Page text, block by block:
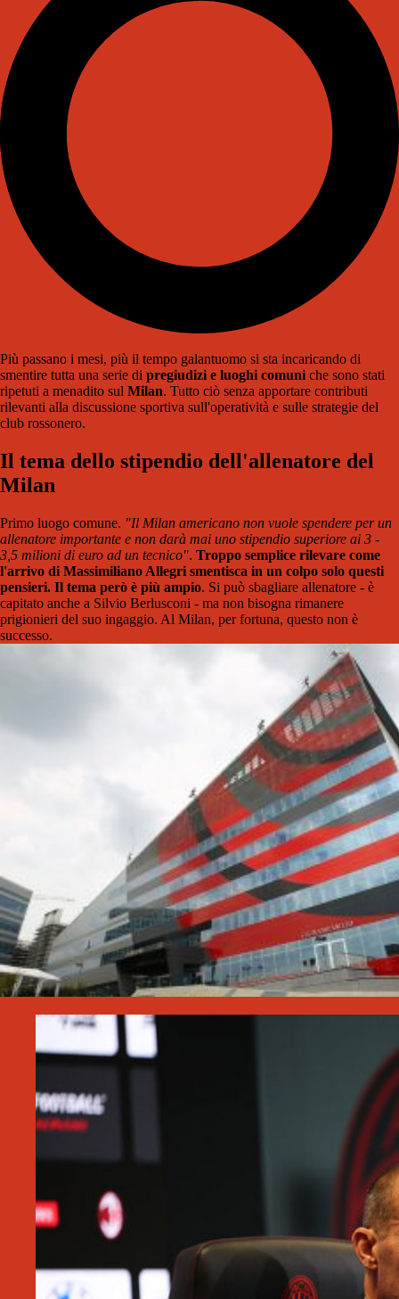
Più passano i mesi, più il tempo galantuomo si sta incaricando di
smentire tutta una serie di pregiudizi e luoghi comuniche sono stati
ripetuti a menadito sul Milan. Tutto ciò senza apportare contributi
rilevanti alla discussione sportiva sull'operatività e sulle strategie del
club rossonero.
Il tema dello stipendio dell'allenatore del
Milan
Primo luogo comune. "Il Milan americano non vuole spendere per un
allenatore importante e non darà mai uno stipendio superiore ai 3 -
3,5 milioni di euro ad un tecnico". Troppo semplice rilevare come
l'arrivo di Massimiliano Allegri smentisca in un colpo solo questi
pensieri. Il tema però è più ampio. Si può sbagliare allenatore - è
capitato anche a Silvio Berlusconi - ma non bisogna rimanere
prigionieri del suo ingaggio. Al Milan, per fortuna, questo non è
successo.